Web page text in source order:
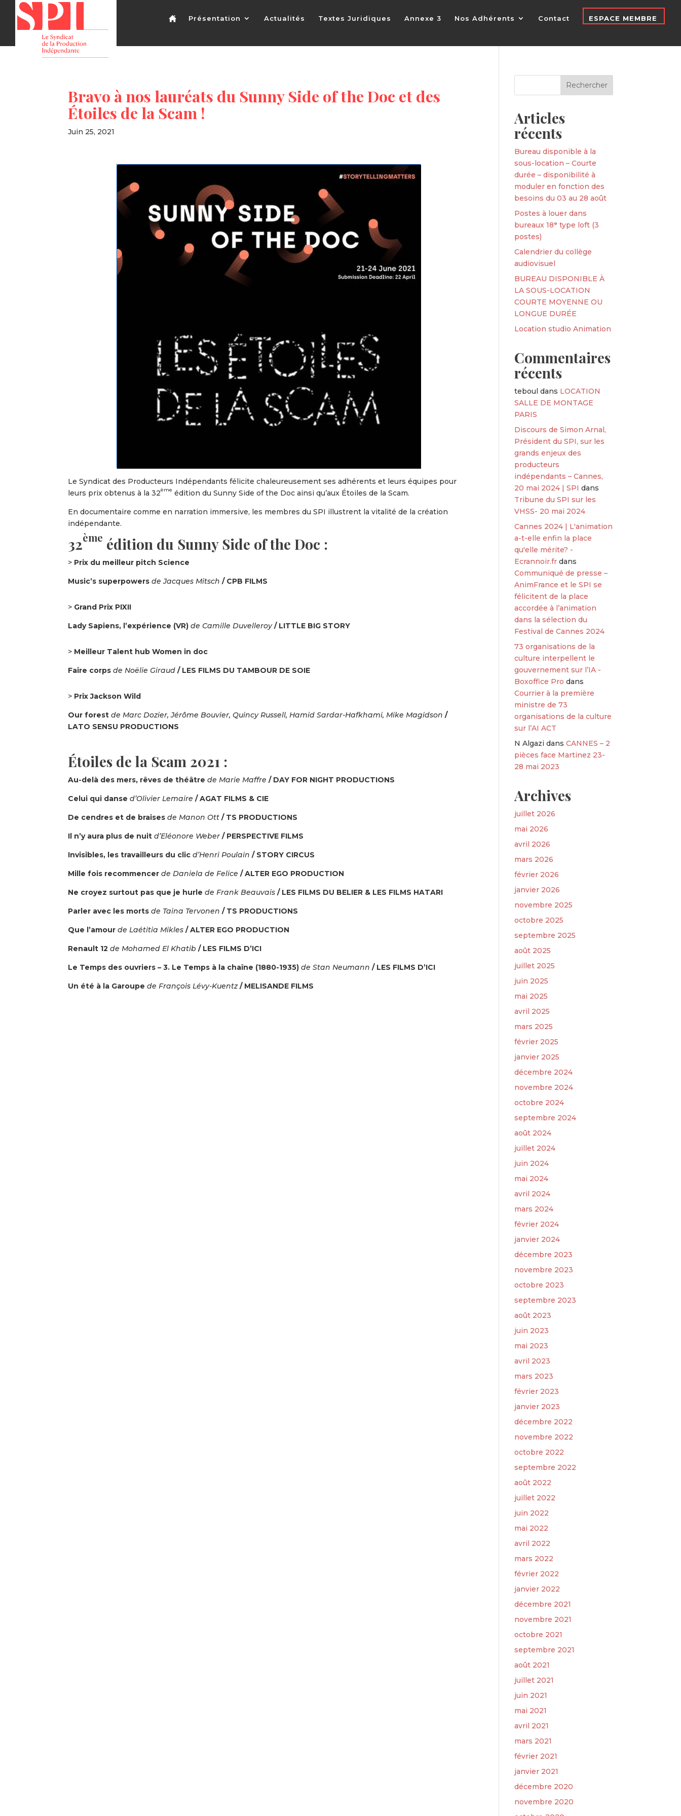
Présentation Actualités Textes Juridiques Annexe 3 Nos Adhérents Contact ESPACE MEMBRE
Bravo à nos lauréats du Sunny Side of the Doc et des
Étoiles de la Scam !
Juin 25, 2021
Le Syndicat des Producteurs Indépendants félicite chaleureusement ses adhérents et leurs équipes pour
leurs prix obtenus à la 32ème édition du Sunny Side of the Doc ainsi qu’aux Étoiles de la Scam.
En documentaire comme en narration immersive, les membres du SPI illustrent la vitalité de la création
indépendante.
32ème édition du Sunny Side of the Doc :
> Prix du meilleur pitch Science
Music’s superpowers de Jacques Mitsch / CPB FILMS
> Grand Prix PIXII
Lady Sapiens, l’expérience (VR) de Camille Duvelleroy/ LITTLE BIG STORY
> Meilleur Talent hub Women in doc
Faire corps de Noëlie Giraud / LES FILMS DU TAMBOUR DE SOIE
> Prix Jackson Wild
Our forest de Marc Dozier, Jérôme Bouvier, Quincy Russell, Hamid Sardar-Hafkhami, Mike Magidson /
LATO SENSU PRODUCTIONS
Étoiles de la Scam 2021 :
Au-delà des mers, rêves de théâtrede Marie Maffre / DAY FOR NIGHT PRODUCTIONS
Celui qui dansed’Olivier Lemaire / AGAT FILMS & CIE
De cendres et de braises de Manon Ott / TS PRODUCTIONS
Il n’y aura plus de nuitd’Eléonore Weber / PERSPECTIVE FILMS
Invisibles, les travailleurs du clicd’Henri Poulain / STORY CIRCUS
Mille fois recommencer de Daniela de Felice / ALTER EGO PRODUCTION
Ne croyez surtout pas que je hurle de Frank Beauvais / LES FILMS DU BELIER & LES FILMS HATARI
Parler avec les mortsde Taina Tervonen / TS PRODUCTIONS
Que l’amourde Laétitia Mikles / ALTER EGO PRODUCTION
Renault 12de Mohamed El Khatib / LES FILMS D’ICI
Le Temps des ouvriers – 3. Le Temps à la chaîne (1880-1935) de Stan Neumann / LES FILMS D’ICI
Un été à la Garoupe de François Lévy-Kuentz/ MELISANDE FILMS
Articles
récents
Bureau disponible à la
sous-location – Courte
durée – disponibilité à
moduler en fonction des
besoins du 03 au 28 août
Postes à louer dans
bureaux 18ᵉ type loft (3
postes)
Calendrier du collège
audiovisuel
BUREAU DISPONIBLE À
LA SOUS-LOCATION
COURTE MOYENNE OU
LONGUE DURÉE
Location studio Animation
Commentaires
récents
teboul dans LOCATION
SALLE DE MONTAGE
PARIS
Discours de Simon Arnal,
Président du SPI, sur les
grands enjeux des
producteurs
indépendants – Cannes,
20 mai 2024 | SPI dans
Tribune du SPI sur les
VHSS- 20 mai 2024
Cannes 2024 | L'animation
a-t-elle enfin la place
qu'elle mérite? -
Ecrannoir.fr dans
Communiqué de presse –
AnimFrance et le SPI se
félicitent de la place
accordée à l’animation
dans la sélection du
Festival de Cannes 2024
73 organisations de la
culture interpellent le
gouvernement sur l’IA -
Boxoffice Pro dans
Courrier à la première
ministre de 73
organisations de la culture
sur l’AI ACT
N Algazi dansCANNES – 2
pièces face Martinez 23-
28 mai 2023
Archives
juillet 2026
mai 2026
avril 2026
mars 2026
février 2026
janvier 2026
novembre 2025
octobre 2025
septembre 2025
août 2025
juillet 2025
juin 2025
mai 2025
avril 2025
mars 2025
février 2025
janvier 2025
décembre 2024
novembre 2024
octobre 2024
septembre 2024
août 2024
juillet 2024
juin 2024
mai 2024
avril 2024
mars 2024
février 2024
janvier 2024
décembre 2023
novembre 2023
octobre 2023
septembre 2023
août 2023
juin 2023
mai 2023
avril 2023
mars 2023
février 2023
janvier 2023
décembre 2022
novembre 2022
octobre 2022
septembre 2022
août 2022
juillet 2022
juin 2022
mai 2022
avril 2022
mars 2022
février 2022
janvier 2022
décembre 2021
novembre 2021
octobre 2021
septembre 2021
août 2021
juillet 2021
juin 2021
mai 2021
avril 2021
mars 2021
février 2021
janvier 2021
décembre 2020
novembre 2020